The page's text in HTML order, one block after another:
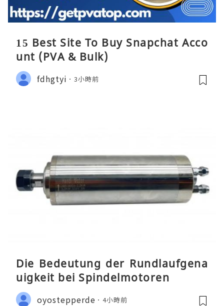
15 Best Site To Buy Snapchat Acco
unt (PVA & Bulk)
fdhgtyi 3小時前
Die Bedeutung der Rundlaufgena
uigkeit bei Spindelmotoren
oyostepperde 4小時前